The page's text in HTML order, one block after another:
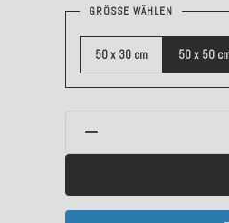
GRÖSSE WÄHLEN
50 x 30 cm 50 x 50